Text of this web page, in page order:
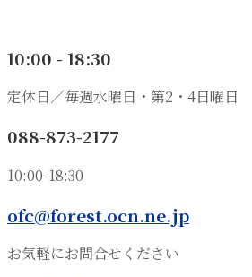
10:00 - 18:30
定休日／毎週水曜日・第2・4日曜日
088-873-2177
10:00-18:30
ofc@forest.ocn.ne.jp
お気軽にお問合せください